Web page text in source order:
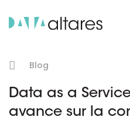
Blog
Data as a
avance sur la